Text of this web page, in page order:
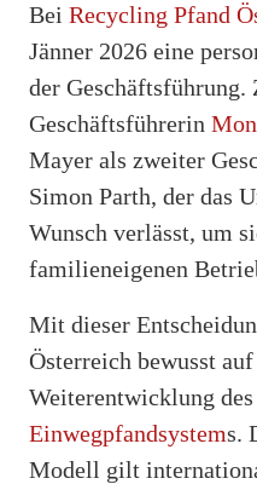
Bei Recycling Pfand
Jänner 2026 eine
der Geschäftsführung.
Geschäftsführerin
Mayer als zweiter
Simon Parth, der das
Wunsch verlässt, um
familieneigenen
Mit dieser
Österreich bewusst
Weiterentwicklung
Einwegpfandsystems.
Modell gilt